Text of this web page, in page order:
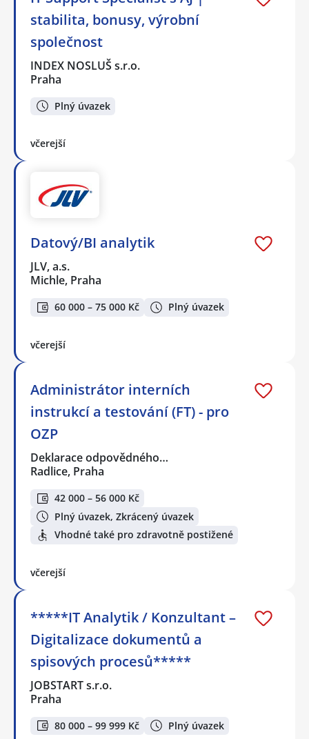
stabilita, bonusy, výrobní
společnost
INDEX NOSLUŠ s.r.o.
Praha
Plný úvazek
včerejší
Datový/BI analytik
JLV, a.s.
Michle, Praha
60 000 – 75 000 Kč Plný úvazek
včerejší
Administrátor interních
instrukcí a testování (FT) - pro
OZP
Deklarace odpovědného…
Radlice, Praha
42 000 – 56 000 Kč
Plný úvazek, Zkrácený úvazek
Vhodné také pro zdravotně postižené
včerejší
*****IT Analytik / Konzultant –
Digitalizace dokumentů a
spisových procesů*****
JOBSTART s.r.o.
Praha
80 000 – 99 999 Kč Plný úvazek